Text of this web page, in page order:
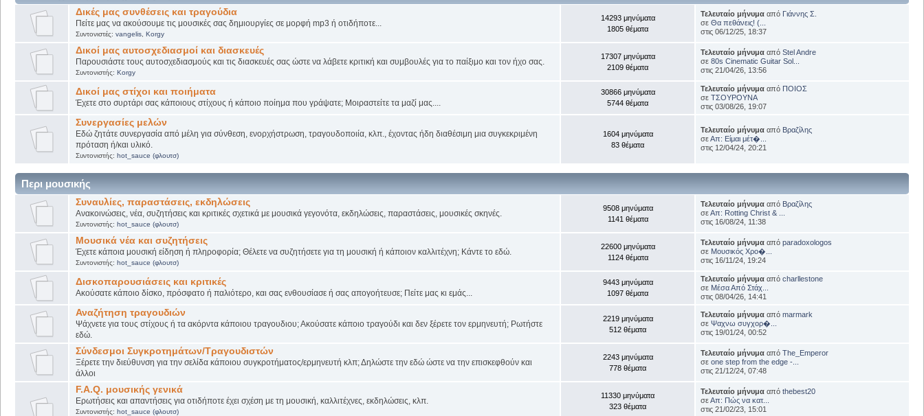
Δικές μας συνθέσεις και τραγούδια
Πείτε μας να ακούσουμε τις μουσικές σας δημιουργίες σε μορφή mp3 ή οτιδήποτε...
Συντονιστές: vangelis, Korgy
14293 μηνύματα
1805 θέματα
Τελευταίο μήνυμα από Γιάννης Σ.
σεΘα πεθάνεις! (...
στις 06/12/25, 18:37
Δικοί μας αυτοσχεδιασμοί και διασκευές
Παρουσιάστε τους αυτοσχεδιασμούς και τις διασκευές σας ώστε να λάβετε κριτική και συμβουλές για το παίξιμο και τον ήχο σας.
Συντονιστής: Korgy
17307 μηνύματα
2109 θέματα
Τελευταίο μήνυμα απόStel Andre
σε80s Cinematic Guitar Sol...
στις 21/04/26, 13:56
Δικοί μας στίχοι και ποιήματα
Έχετε στο συρτάρι σας κάποιους στίχους ή κάποιο ποίημα που γράψατε; Μοιραστείτε τα μαζί μας....
30866 μηνύματα
5744 θέματα
Τελευταίο μήνυμα από ΠΟΙΟΣ
σεΤΣΟΥΡΟΥΝΑ
στις 03/08/26, 19:07
Συνεργασίες μελών
Εδώ ζητάτε συνεργασία από μέλη για σύνθεση, ενορχήστρωση, τραγουδοποιία, κλπ., έχοντας ήδη διαθέσιμη μια συγκεκριμένη
πρόταση ή/και υλικό.
Συντονιστής: hot_sauce (φλουτσ)
1604 μηνύματα
83 θέματα
Τελευταίο μήνυμα από Βραζίλης
σεΑπ: Είμαι μέτ�...
στις 12/04/24, 20:21
Περι μουσικής
Συναυλίες, παραστάσεις, εκδηλώσεις
Ανακοινώσεις, νέα, συζητήσεις και κριτικές σχετικά με μουσικά γεγονότα, εκδηλώσεις, παραστάσεις, μουσικές σκηνές.
Συντονιστής: hot_sauce (φλουτσ)
9508 μηνύματα
1141 θέματα
Τελευταίο μήνυμα από Βραζίλης
σεΑπ: Rotting Christ & ...
στις 16/08/24, 11:38
Μουσικά νέα και συζητήσεις
Έχετε κάποια μουσική είδηση ή πληροφορία; Θέλετε να συζητήσετε για τη μουσική ή κάποιον καλλιτέχνη; Κάντε το εδώ.
Συντονιστής: hot_sauce (φλουτσ)
22600 μηνύματα
1124 θέματα
Τελευταίο μήνυμα απόparadoxologos
σε Μουσικός Χρο�...
στις 16/11/24, 19:24
Δισκοπαρουσιάσεις και κριτικές
Ακούσατε κάποιο δίσκο, πρόσφατο ή παλιότερο, και σας ενθουσίασε ή σας απογοήτευσε; Πείτε μας κι εμάς...
9443 μηνύματα
1097 θέματα
Τελευταίο μήνυμα απόcharllestone
σε Μέσα Από Στάχ...
στις 08/04/26, 14:41
Αναζήτηση τραγουδιών
Ψάχνετε για τους στίχους ή τα ακόρντα κάποιου τραγουδιου; Ακούσατε κάποιο τραγούδι και δεν ξέρετε τον ερμηνευτή; Ρωτήστε
εδώ.
2219 μηνύματα
512 θέματα
Τελευταίο μήνυμα απόmarmark
σεΨαχνω συγχορ�...
στις 19/01/24, 00:52
Σύνδεσμοι Συγκροτημάτων/Τραγουδιστών
Ξέρετε την διεύθυνση για την σελίδα κάποιου συγκροτήματος/ερμηνευτή κλπ; Δηλώστε την εδώ ώστε να την επισκεφθούν και
άλλοι
2243 μηνύματα
778 θέματα
Τελευταίο μήνυμα απόThe_Emperor
σεone step from the edge -...
στις 21/12/24, 07:48
F.A.Q. μουσικής γενικά
Ερωτήσεις και απαντήσεις για οτιδήποτε έχει σχέση με τη μουσική, καλλιτέχνες, εκδηλώσεις, κλπ.
Συντονιστής: hot_sauce (φλουτσ)
11330 μηνύματα
323 θέματα
Τελευταίο μήνυμα απόthebest20
σεΑπ: Πώς να κατ...
στις 21/02/23, 15:01